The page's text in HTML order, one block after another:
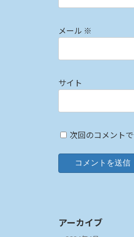
メール ※
サイト
次回のコメント
アーカイブ